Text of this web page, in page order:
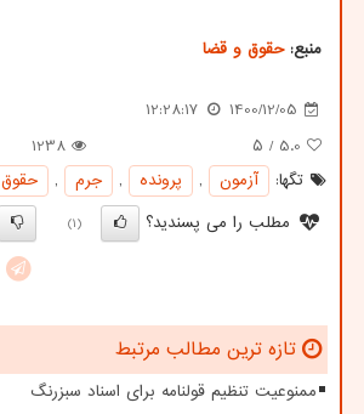
منبع:حقوق و قضا
1400/12/05
12:28:17
5.0 / ۵
1238
تگها:
آزمون , پرونده , جرم ,
حقوق
مطلب را می پسندید؟
(1)
تازه ترین مطالب مرتبط
ممنوعیت تنظیم قولنامه برای اسناد سبزرنگ